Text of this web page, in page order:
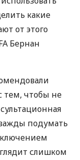
какие
от этого
Бернан
чтобы не
подумать
слишком